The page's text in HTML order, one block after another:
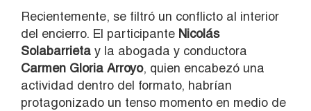
Recientemente, se filtró un conflicto al interior
del encierro. El participante Nicolás
Solabarrieta y la abogada y conductora
Carmen Gloria Arroyo, quien encabezó una
actividad dentro del formato, habrían
protagonizado un tenso momento en medio de